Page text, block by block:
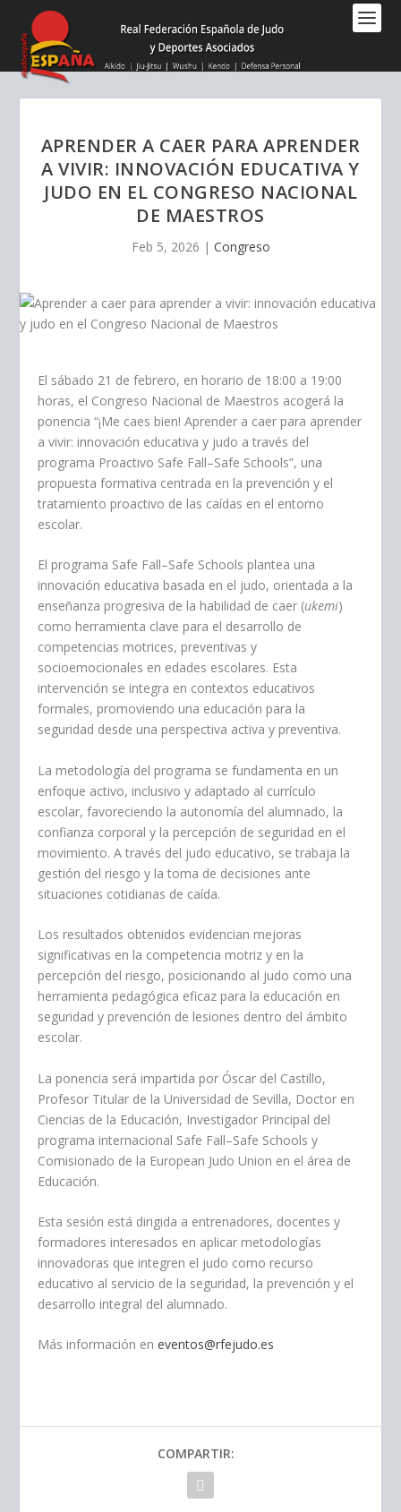
este
sitio
web
accesibilidad.
APRENDER A CAER PARA APRENDER
A VIVIR: INNOVACIÓN EDUCATIVA Y
JUDO EN EL CONGRESO NACIONAL
DE MAESTROS
Feb 5, 2026 | Congreso
El sábado 21 de febrero, en horario de 18:00 a 19:00
horas, el Congreso Nacional de Maestros acogerá la
ponencia “¡Me caes bien! Aprender a caer para aprender
a vivir: innovación educativa y judo a través del
programa Proactivo Safe Fall–Safe Schools”, una
propuesta formativa centrada en la prevención y el
tratamiento proactivo de las caídas en el entorno
escolar.
El programa Safe Fall–Safe Schools plantea una
innovación educativa basada en el judo, orientada a la
enseñanza progresiva de la habilidad de caer (ukemi)
como herramienta clave para el desarrollo de
competencias motrices, preventivas y
socioemocionales en edades escolares. Esta
intervención se integra en contextos educativos
formales, promoviendo una educación para la
seguridad desde una perspectiva activa y preventiva.
La metodología del programa se fundamenta en un
enfoque activo, inclusivo y adaptado al currículo
escolar, favoreciendo la autonomía del alumnado, la
confianza corporal y la percepción de seguridad en el
movimiento. A través del judo educativo, se trabaja la
gestión del riesgo y la toma de decisiones ante
situaciones cotidianas de caída.
Los resultados obtenidos evidencian mejoras
significativas en la competencia motriz y en la
percepción del riesgo, posicionando al judo como una
herramienta pedagógica eficaz para la educación en
seguridad y prevención de lesiones dentro del ámbito
escolar.
La ponencia será impartida por Óscar del Castillo,
Profesor Titular de la Universidad de Sevilla, Doctor en
Ciencias de la Educación, Investigador Principal del
programa internacional Safe Fall–Safe Schools y
Comisionado de la European Judo Union en el área de
Educación.
Esta sesión está dirigida a entrenadores, docentes y
formadores interesados en aplicar metodologías
innovadoras que integren el judo como recurso
educativo al servicio de la seguridad, la prevención y el
desarrollo integral del alumnado.
Más información eneventos@rfejudo.es
COMPARTIR: